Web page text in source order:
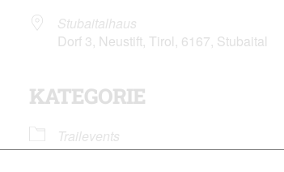
Stubaitalhaus
Dorf 3, Neustift, Tirol, 6167, Stubaital
KATEGORIE
Trailevents